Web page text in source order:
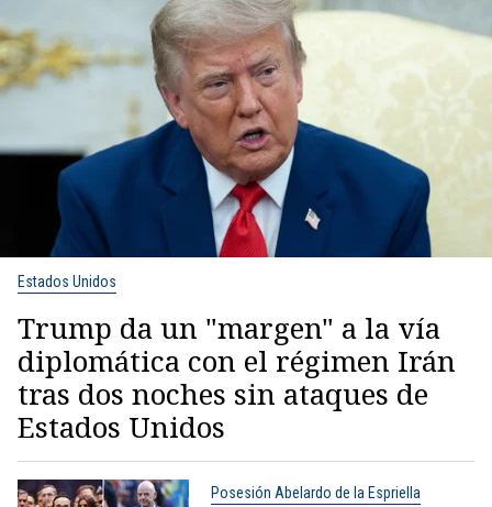
Estados Unidos
Trump da un "margen" a la vía
diplomática con el régimen Irán
tras dos noches sin ataques de
Estados Unidos
Posesión Abelardo de la Espriella